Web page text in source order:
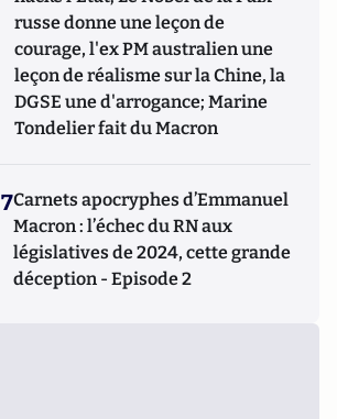
russe donne une leçon de
courage, l'ex PM australien une
leçon de réalisme sur la Chine, la
DGSE une d'arrogance; Marine
Tondelier fait du Macron
7Carnets apocryphes d’Emmanuel
Macron : l’échec du RN aux
législatives de 2024, cette grande
déception - Episode 2